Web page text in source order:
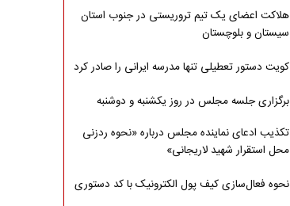
هلاکت اعضای یک تیم تروریستی در جنوب استان
سیستان و بلوچستان
کویت دستور تعطیلی تنها مدرسه ایرانی را صادر کرد
برگزاری جلسه مجلس در روز یکشنبه و دوشنبه
تکذیب ادعای نماینده مجلس درباره «نحوه ردزنی
محل استقرار شهید لاریجانی»
نحوه فعال‌سازی کیف پول الکترونیک با کد دستوری